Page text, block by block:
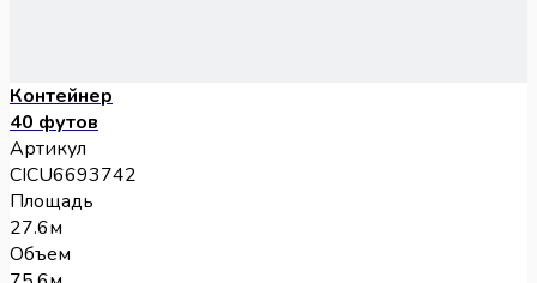
Контейнер
40 футов
Артикул
CICU6693742
Площадь
27.6м
Объем